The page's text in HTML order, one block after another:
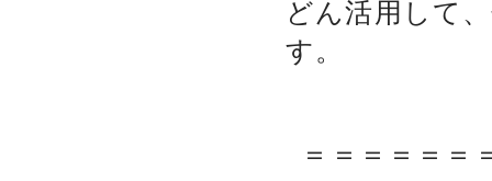
どん活用して
す。
＝＝＝＝＝＝